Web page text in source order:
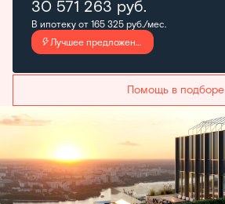
30 571 263 руб.
В ипотеку от 165 325 руб./мес.
Лучшее предложение
Помощь в подборе